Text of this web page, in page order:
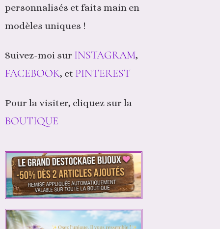
personnalisés et faits main en
modèles uniques !
Suivez-moi sur INSTAGRAM,
FACEBOOK, et PINTEREST
Pour la visiter, cliquez sur la
BOUTIQUE